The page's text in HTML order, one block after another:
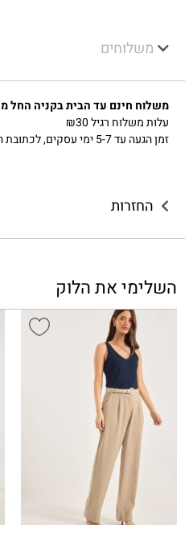
משלוחים
משלוח חינם עד הבית בקניה החל מ ₪150
עלות משלוח רגיל ₪30
זמן הגעה עד 5-7 ימי עסקים, לכתובת המבוקשת
החזרות
השלימי את הלוק